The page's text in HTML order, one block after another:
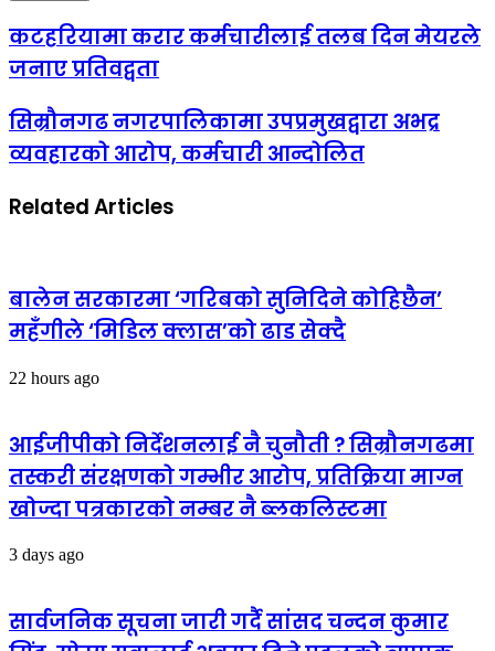
कटहरियामा करार कर्मचारीलाई तलब दिन मेयरले
जनाए प्रतिवद्वता
सिम्रौनगढ नगरपालिकामा उपप्रमुखद्वारा अभद्र
व्यवहारको आरोप, कर्मचारी आन्दोलित
Related Articles
बालेन सरकारमा ‘गरिबको सुनिदिने कोहिछैन’
महँगीले ‘मिडिल क्लास’को ढाड सेक्दै
22 hours ago
आईजीपीको निर्देशनलाई नै चुनौती ? सिम्रौनगढमा
तस्करी संरक्षणको गम्भीर आरोप, प्रतिक्रिया माग्न
खोज्दा पत्रकारको नम्बर नै ब्लकलिस्टमा
3 days ago
सार्वजनिक सूचना जारी गर्दै सांसद चन्दन कुमार